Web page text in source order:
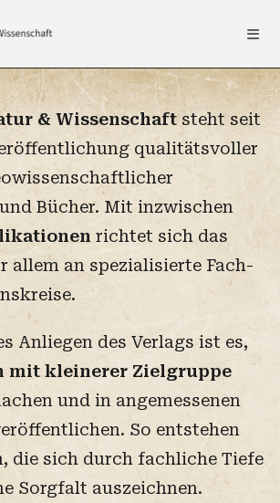
& Wissenschaftsteht seit
qualitätsvoller
Bücher. Mit inzwischen
richtet sich das
allem an spezialisierte Fach-
Anliegen des Verlags ist es,
mit kleinerer Zielgruppe
und in angemessenen
So entstehen
die sich durch fachliche Tiefe
Sorgfalt auszeichnen.